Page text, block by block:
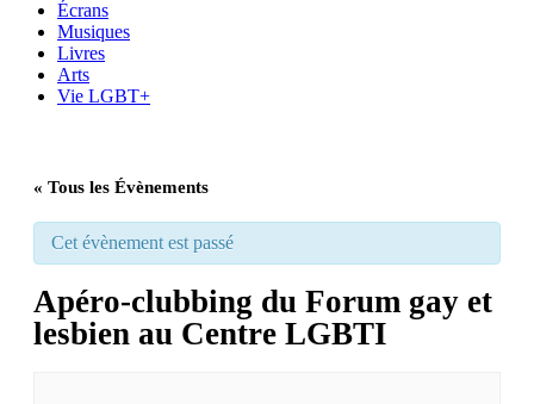
Écrans
Musiques
Livres
Arts
Vie LGBT+
« Tous les Évènements
Cet évènement est passé
Apéro-clubbing du Forum gay et
lesbien au Centre LGBTI